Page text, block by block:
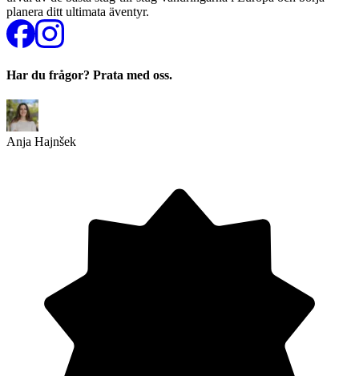
planera ditt ultimata äventyr.
Har du frågor? Prata med oss.
Anja Hajnšek